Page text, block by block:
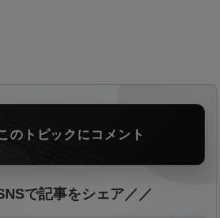
のトピックにコメント
で記事をシェア／／